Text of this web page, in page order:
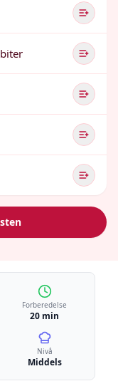
Forberedelse
20 min
Nivå
Middels